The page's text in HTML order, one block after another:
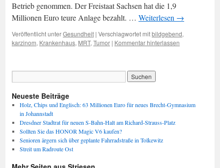
Betrieb genommen. Der Freistaat Sachsen hat die 1,9
Millionen Euro teure Anlage bezahlt. … Weiterlesen →
Veröffentlicht unterGesundheit | Verschlagwortet mitbildgebend,
karzinom, Krankenhaus, MRT, Tumor | Kommentar hinterlassen
Neueste Beiträge
Holz, Chips und Englisch: 63 Millionen Euro für neues Brecht-Gymnasium
in Johannstadt
Dresdner Stadtrat für neuen S-Bahn-Halt am Richard-Strauss-Platz
Sollten Sie das HONOR Magic V6 kaufen?
Senioren ärgern sich über geplante Fahrradstraße in Tolkewitz
Streit um Radroute Ost